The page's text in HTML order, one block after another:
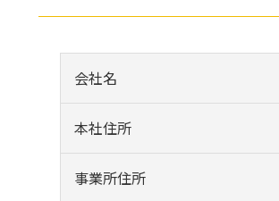
会社名
本社住所
事業所住所